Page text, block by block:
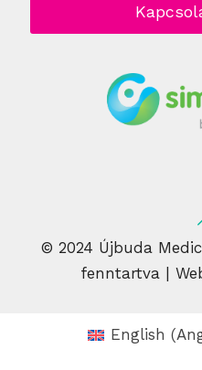
© 2024 Újbuda
fenntartva |
English (